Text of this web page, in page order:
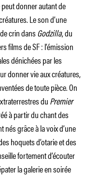
donner autant de
Le son d’une
crin dansGodzilla, du
films de SF : l’émission
dénichées par les
donner vie aux créatures,
de toute pièce. On
duPremier
à partir du chant des
nés grâce à la voix d’une
hoquets d’otarie et des
fortement d’écouter
la galerie en soirée